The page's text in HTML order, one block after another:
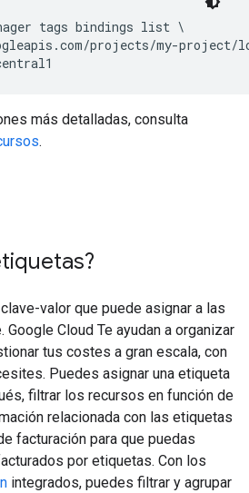
tags bindings list \
projects/my-project/
más detalladas, consulta
.
valor que puede asignar a las
Cloud Te ayudan a organizar
tus costes a gran escala, con
Puedes asignar una etiqueta
filtrar los recursos en función de
relacionada con las etiquetas
facturación para que puedas
por etiquetas. Con los
integrados, puedes filtrar y agrupar